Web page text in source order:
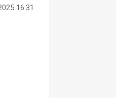
16:31